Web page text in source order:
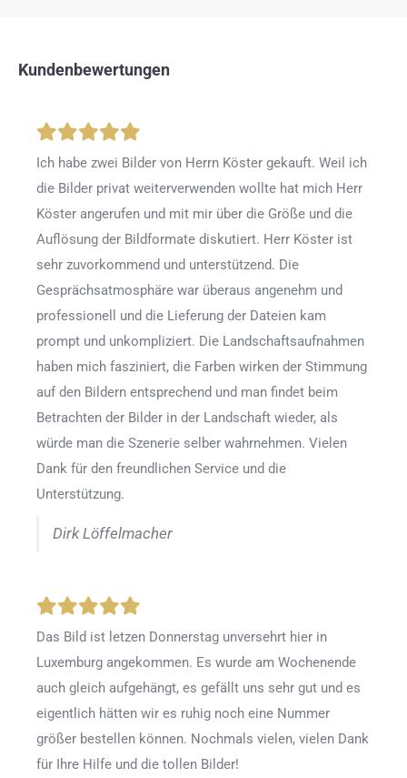
Kundenbewertungen
Ich habe zwei Bilder von Herrn Köster gekauft. Weil ich
die Bilder privat weiterverwenden wollte hat mich Herr
Köster angerufen und mit mir über die Größe und die
Auflösung der Bildformate diskutiert. Herr Köster ist
sehr zuvorkommend und unterstützend. Die
Gesprächsatmosphäre war überaus angenehm und
professionell und die Lieferung der Dateien kam
prompt und unkompliziert. Die Landschaftsaufnahmen
haben mich fasziniert, die Farben wirken der Stimmung
auf den Bildern entsprechend und man findet beim
Betrachten der Bilder in der Landschaft wieder, als
würde man die Szenerie selber wahrnehmen. Vielen
Dank für den freundlichen Service und die
Unterstützung.
Dirk Löffelmacher
Das Bild ist letzen Donnerstag unversehrt hier in
Luxemburg angekommen. Es wurde am Wochenende
auch gleich aufgehängt, es gefällt uns sehr gut und es
eigentlich hätten wir es ruhig noch eine Nummer
größer bestellen können. Nochmals vielen, vielen Dank
für Ihre Hilfe und die tollen Bilder!